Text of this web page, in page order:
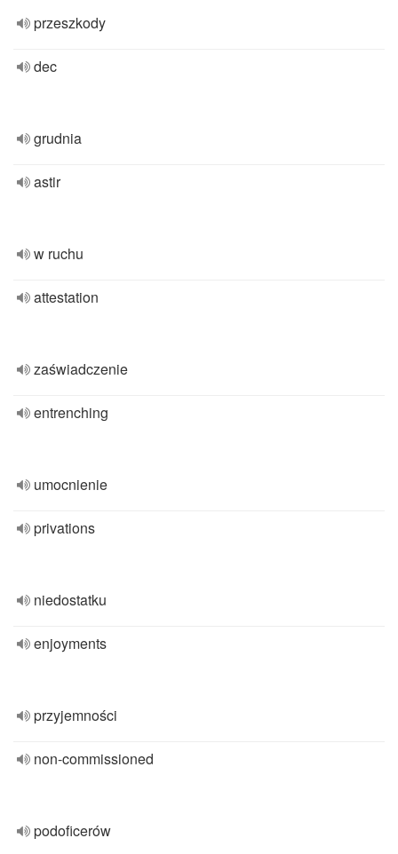
przeszkody
dec
grudnia
astir
w ruchu
attestation
zaświadczenie
entrenching
umocnienie
privations
niedostatku
enjoyments
przyjemności
non-commissioned
podoficerów